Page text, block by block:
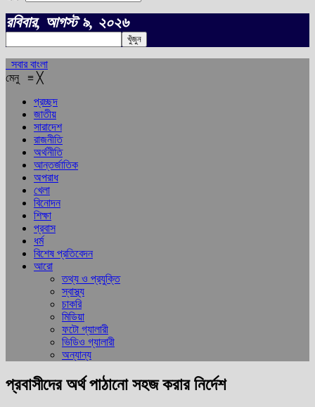
রবিবার, আগস্ট ৯, ২০২৬
সবার বাংলা
মেনু ≡ ╳
প্রচ্ছদ
জাতীয়
সারাদেশ
রাজনীতি
অর্থনীতি
আন্তর্জাতিক
অপরাধ
খেলা
বিনোদন
শিক্ষা
প্রবাস
ধর্ম
বিশেষ প্রতিবেদন
আরো
তথ্য ও প্রযুক্তি
স্বাস্থ্য
চাকরি
মিডিয়া
ফটো গ্যালারী
ভিডিও গ্যালারী
অন্যান্য
প্রবাসীদের অর্থ পাঠানো সহজ করার নির্দেশ